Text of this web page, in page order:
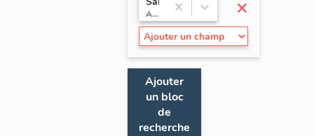
×
Auvergne / Puy-de-Dôme
Ajouter
un bloc
de
recherche